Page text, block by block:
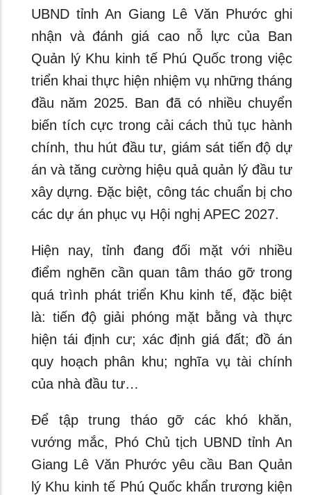
UBND tỉnh An Giang Lê Văn Phước ghi
nhận và đánh giá cao nỗ lực của Ban
Quản lý Khu kinh tế Phú Quốc trong việc
triển khai thực hiện nhiệm vụ những tháng
đầu năm 2025. Ban đã có nhiều chuyển
biến tích cực trong cải cách thủ tục hành
chính, thu hút đầu tư, giám sát tiến độ dự
án và tăng cường hiệu quả quản lý đầu tư
xây dựng. Đặc biệt, công tác chuẩn bị cho
các dự án phục vụ Hội nghị APEC 2027.
Hiện nay, tỉnh đang đối mặt với nhiều
điểm nghẽn cần quan tâm tháo gỡ trong
quá trình phát triển Khu kinh tế, đặc biệt
là: tiến độ giải phóng mặt bằng và thực
hiện tái định cư; xác định giá đất; đồ án
quy hoạch phân khu; nghĩa vụ tài chính
của nhà đầu tư…
Để tập trung tháo gỡ các khó khăn,
vướng mắc, Phó Chủ tịch UBND tỉnh An
Giang Lê Văn Phước yêu cầu Ban Quản
lý Khu kinh tế Phú Quốc khẩn trương kiện